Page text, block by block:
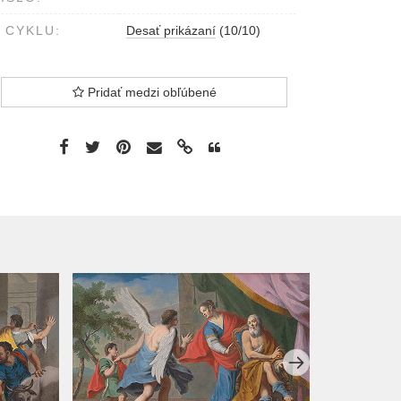
CYKLU: Desať prikázaní (10/10)
Pridať medzi obľúbené